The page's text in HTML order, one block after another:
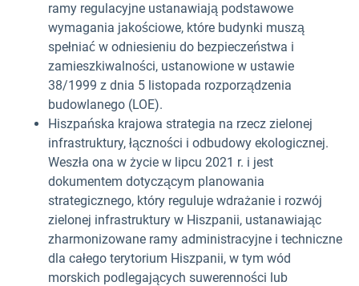
ramy regulacyjne ustanawiają podstawowe
wymagania jakościowe, które budynki muszą
spełniać w odniesieniu do bezpieczeństwa i
zamieszkiwalności, ustanowione w ustawie
38/1999 z dnia 5 listopada rozporządzenia
budowlanego (LOE).
Hiszpańska krajowa strategia na rzecz zielonej
infrastruktury, łączności i odbudowy ekologicznej.
Weszła ona w życie w lipcu 2021 r. i jest
dokumentem dotyczącym planowania
strategicznego, który reguluje wdrażanie i rozwój
zielonej infrastruktury w Hiszpanii, ustanawiając
zharmonizowane ramy administracyjne i techniczne
dla całego terytorium Hiszpanii, w tym wód
morskich podlegających suwerenności lub